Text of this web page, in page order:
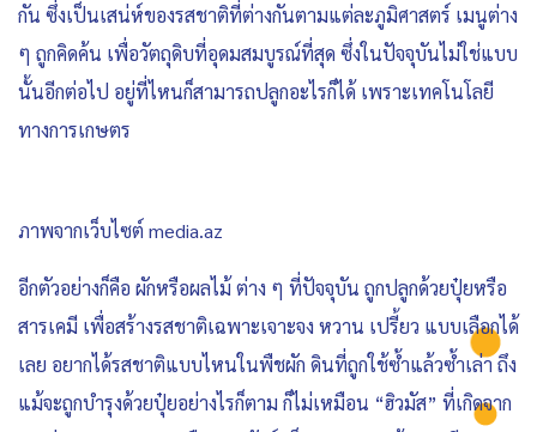
กัน ซึ่งเป็นเสน่ห์ของรสชาติที่ต่างกันตามแต่ละภูมิศาสตร์ เมนูต่าง
ๆ ถูกคิดค้น เพื่อวัตถุดิบที่อุดมสมบูรณ์ที่สุด ซึ่งในปัจจุบันไม่ใช่แบบ
นั้นอีกต่อไป อยู่ที่ไหนก็สามารถปลูกอะไรก็ได้ เพราะเทคโนโลยี
ทางการเกษตร
ภาพจากเว็บไซต์ media.az
อีกตัวอย่างก็คือ ผักหรือผลไม้ ต่าง ๆ ที่ปัจจุบัน ถูกปลูกด้วยปุ๋ยหรือ
สารเคมี เพื่อสร้างรสชาติเฉพาะเจาะจง หวาน เปรี้ยว แบบเลือกได้
เลย อยากได้รสชาติแบบไหนในพืชผัก ดินที่ถูกใช้ซ้ำแล้วซ้ำเล่า ถึง
แม้จะถูกบำรุงด้วยปุ๋ยอย่างไรก็ตาม ก็ไม่เหมือน “ฮิวมัส” ที่เกิดจาก